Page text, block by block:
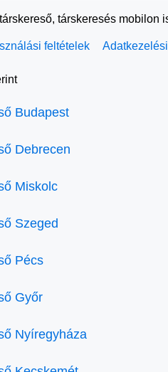
társkeresés mobilon
feltételek
Budapest
Debrecen
Miskolc
Szeged
Pécs
Győr
Nyíregyháza